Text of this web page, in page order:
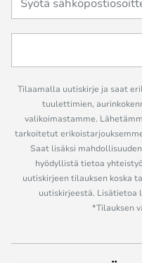
Tilaamalla uutiskirje ja saat
tuulettimien,
valikoimastamme.
tarkoitetut
Saat lisäksi
hyödyllistä tietoa
uutiskirjeen tilauksen koska
uutiskirjeestä. Lisätietoa
*Tilauksen